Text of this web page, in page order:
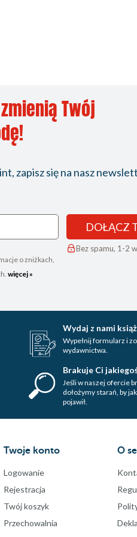
Twój
zapisz się na nasz
o zniżkach,
więcej »
DOŁĄCZ
Bez spamu, 1-2
Wydaj z nami
Wypełnij formularz i
wydawnictwa.
Brakuje Ci
Jeśli w naszej ofercie
dołożymy starań, by
pojawił.
Twoje konto
Logowanie
Rejestracja
Twój koszyk
Przechowalnia
O